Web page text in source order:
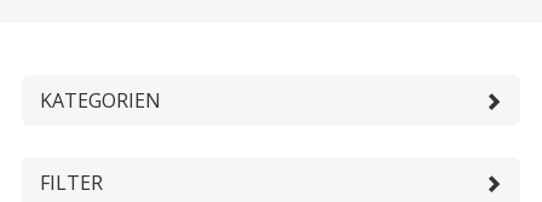
KATEGORIEN
FILTER